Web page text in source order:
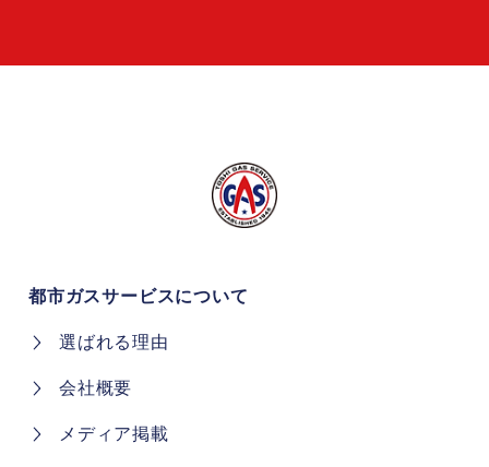
都市ガスサービスについて
選ばれる理由
会社概要
メディア掲載